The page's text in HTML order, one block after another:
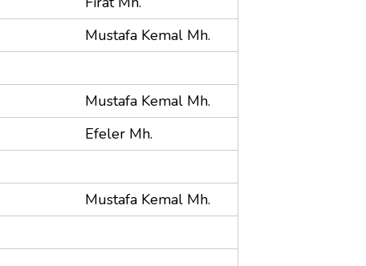
Mustafa Kemal Mh.
Mustafa Kemal Mh.
Efeler Mh.
Mustafa Kemal Mh.